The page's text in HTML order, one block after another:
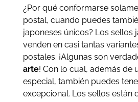
¿Por qué conformarse
postal, cuando puedes
japoneses únicos? Los sellos
venden en casi tantas
postales. ¡Algunas son
arte! Con lo cual, además de
especial, también puedes
excepcional. Los sellos están